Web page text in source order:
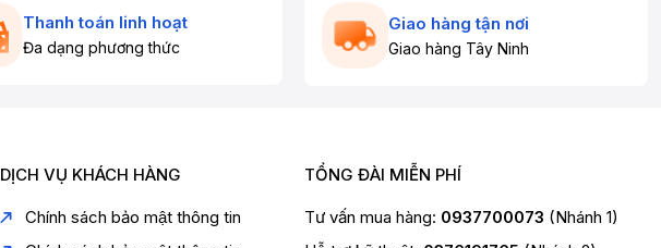
Thanh toán linh hoạt
Đa dạng phương thức
Giao hàng tận nơi
Giao hàng Tây Ninh
DỊCH VỤ KHÁCH HÀNG
Chính sách bảo mật thông tin
TỔNG ĐÀI MIỄN PHÍ
Tư vấn mua hàng: 0937700073 (Nhánh 1)